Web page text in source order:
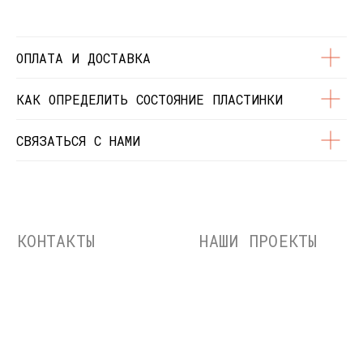
ОПЛАТА И ДОСТАВКА
КАК ОПРЕДЕЛИТЬ СОСТОЯНИЕ ПЛАСТИНКИ
СВЯЗАТЬСЯ С НАМИ
323774600664115, ИНН: 771597260331